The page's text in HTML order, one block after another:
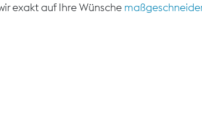
exakt auf Ihre Wünsche